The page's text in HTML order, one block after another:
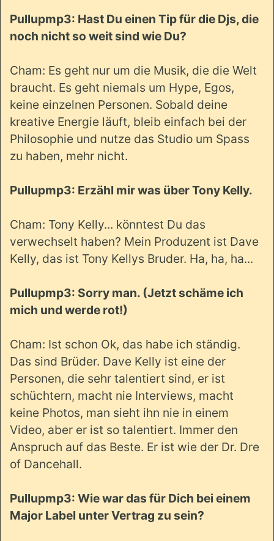
Pullupmp3: Hast Du einen Tip für die Djs, die
noch nicht so weit sind wie Du?
Cham: Es geht nur um die Musik, die die Welt
braucht. Es geht niemals um Hype, Egos,
keine einzelnen Personen. Sobald deine
kreative Energie läuft, bleib einfach bei der
Philosophie und nutze das Studio um Spass
zu haben, mehr nicht.
Pullupmp3: Erzähl mir was über Tony Kelly.
Cham: Tony Kelly... könntest Du das
verwechselt haben? Mein Produzent ist Dave
Kelly, das ist Tony Kellys Bruder. Ha, ha, ha...
Pullupmp3: Sorry man. (Jetzt schäme ich
mich und werde rot!)
Cham: Ist schon Ok, das habe ich ständig.
Das sind Brüder. Dave Kelly ist eine der
Personen, die sehr talentiert sind, er ist
schüchtern, macht nie Interviews, macht
keine Photos, man sieht ihn nie in einem
Video, aber er ist so talentiert. Immer den
Anspruch auf das Beste. Er ist wie der Dr. Dre
of Dancehall.
Pullupmp3: Wie war das für Dich bei einem
Major Label unter Vertrag zu sein?